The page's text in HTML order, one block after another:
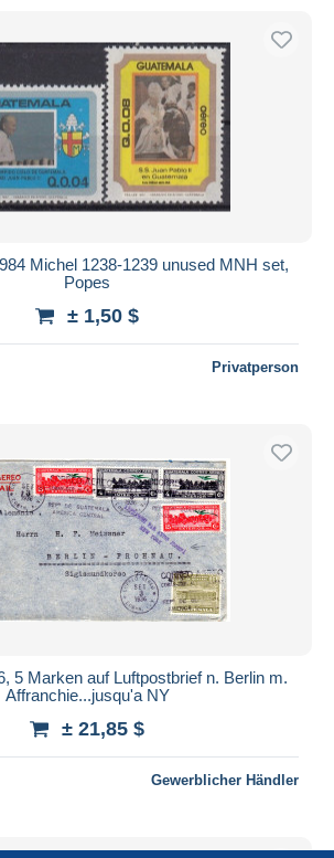
Michel 1238-1239 unused MNH set,
Popes
± 1,50 $
Privatperson
5 Marken auf Luftpostbrief n. Berlin m.
Affranchie...jusqu'a NY
± 21,85 $
Gewerblicher Händler